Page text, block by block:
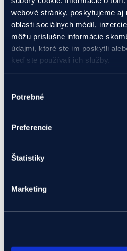
webové stránky, poskytujeme aj
oblasti sociálnych médií,
môžu príslušné informácie
údajmi, ktoré ste im poskytli
keď ste používali ich služby.
súhlasu
Potrebné
Preferencie
Štatistiky
Marketing
Bankové záruky
Dokumentárny akreditív
Poistné produkty
Pre firmy
Poistenie
Poistenie
Poistenie
Poistenie
Poistenie
Poistenie úveru na
Potrebujem poradiť s
Global Gateway
EIF Export Credit